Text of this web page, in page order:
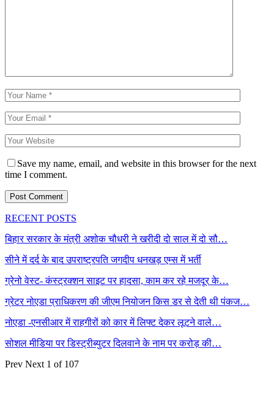
Save my name, email, and website in this browser for the next
time I comment.
RECENT POSTS
बिहार सरकार के मंत्री अशोक चौधरी ने खरीदी दो साल में दो सौ…
सीने में दर्द के बाद उपराष्ट्रपति जगदीप धनखड़ एम्स में भर्ती
ग्रेनो वेस्ट- कंस्ट्रक्शन साइट पर हादसा, काम कर रहे मजदूर के…
ग्रेटर नोएडा प्राधिकरण की जीएम नियोजन किस डर से देती थी पंकज…
नोएडा -एनसीआर में राहगीरों को कार में लिफ्ट देकर लूटने वाले…
सोशल मीडिया पर डिस्ट्रीब्युटर दिलवाने के नाम पर करोड़ की…
Prev Next 1 of 107